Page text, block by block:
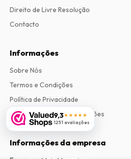
9,3★★★★★
1251 avaliações
Direito de Livre Resolução
Contacto
Informações
Sobre Nós
Termos e Condições
Política de Privacidade
Procedimento de Reclamações
Informações da empresa